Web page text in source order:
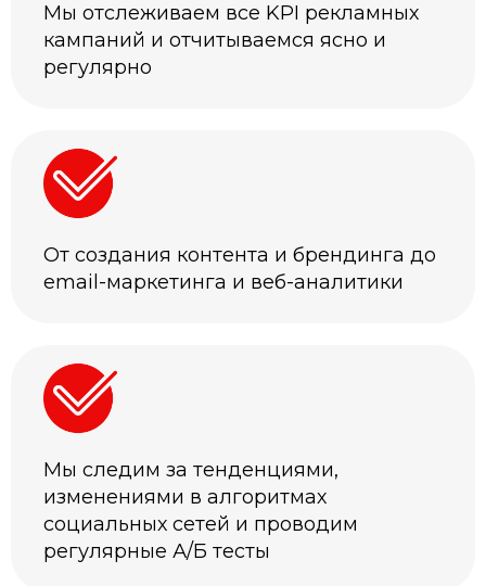
Мы отслеживаем все KPI рекламных
кампаний и отчитываемся ясно и
регулярно
От создания контента и брендинга до
email-маркетинга и веб-аналитики
Мы следим за тенденциями,
изменениями в алгоритмах
социальных сетей и проводим
регулярные А/Б тесты